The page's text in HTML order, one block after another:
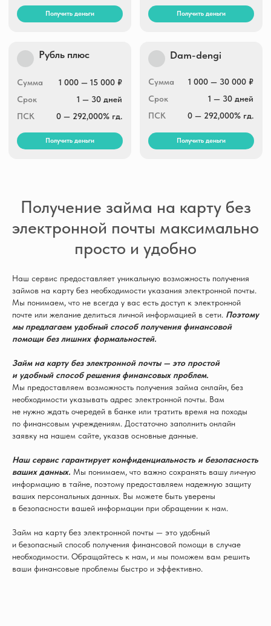
Получение займа на карту без
электронной почты максимально
просто и удобно
Наш сервис предоставляет уникальную возможность получения
займов на карту без необходимости указания электронной почты.
Мы понимаем, что не всегда у вас есть доступ к электронной
почте или желание делиться личной информацией в сети. Поэтому
мы предлагаем удобный способ получения финансовой
помощи без лишних формальностей.
Займ на карту без электронной почты — это простой
и удобный способ решения финансовых проблем.
Мы предоставляем возможность получения займа онлайн, без
необходимости указывать адрес электронной почты. Вам
не нужно ждать очередей в банке или тратить время на походы
по финансовым учреждениям. Достаточно заполнить онлайн
заявку на нашем сайте, указав основные данные.
Наш сервис гарантирует конфиденциальность и безопасность
ваших данных. Мы понимаем, что важно сохранять вашу личную
информацию в тайне, поэтому предоставляем надежную защиту
ваших персональных данных. Вы можете быть уверены
в безопасности вашей информации при обращении к нам.
Займ на карту без электронной почты — это удобный
и безопасный способ получения финансовой помощи в случае
необходимости. Обращайтесь к нам, и мы поможем вам решить
ваши финансовые проблемы быстро и эффективно.